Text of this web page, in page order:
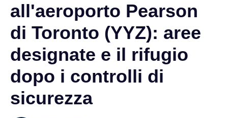
all'aeroporto Pearson
di Toronto (YYZ): aree
designate e il rifugio
dopo i controlli di
sicurezza